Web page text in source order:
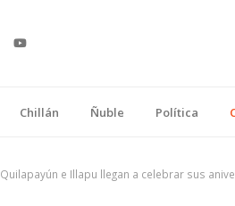
Chillán Ñuble Política
Quilapayún e Illapu llegan a celebrar sus